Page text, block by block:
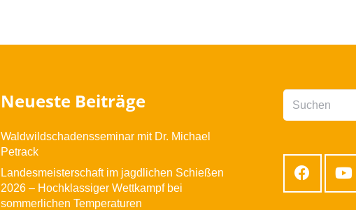
Neueste Beiträge
Waldwildschadensseminar mit Dr. Michael
Petrack
Landesmeisterschaft im jagdlichen Schießen
2026 – Hochklassiger Wettkampf bei
sommerlichen Temperaturen